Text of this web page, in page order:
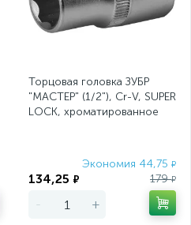
Торцовая головка ЗУБР
"МАСТЕР" (1/2"), Cr-V, SUPER
LOCK, хроматированное
Экономия 44,75 ₽
134,25 ₽ 179₽
- +